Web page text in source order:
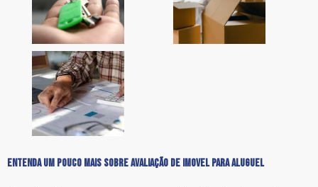
ENTENDA UM POUCO MAIS SOBRE AVALIAÇÃO DE IMOVEL PARA ALUGUEL